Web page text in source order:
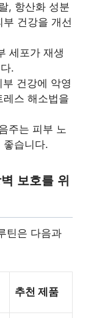
, 항산화 성분
건강을 개선
세포가 재생
.
건강에 악영
스 해소법을
주는 피부 노
좋습니다.
보호를 위
틴은 다음과
추천 제품